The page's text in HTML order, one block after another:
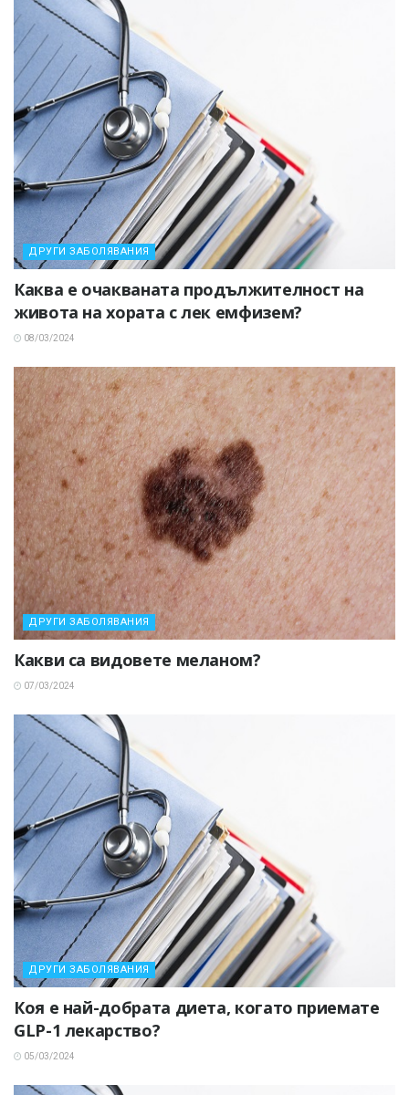
ДРУГИ ЗАБОЛЯВАНИЯ
Каква е очакваната продължителност на
живота на хората с лек емфизем?
08/03/2024
ДРУГИ ЗАБОЛЯВАНИЯ
Какви са видовете меланом?
07/03/2024
ДРУГИ ЗАБОЛЯВАНИЯ
Коя е най-добрата диета, когато приемате
GLP-1 лекарство?
05/03/2024